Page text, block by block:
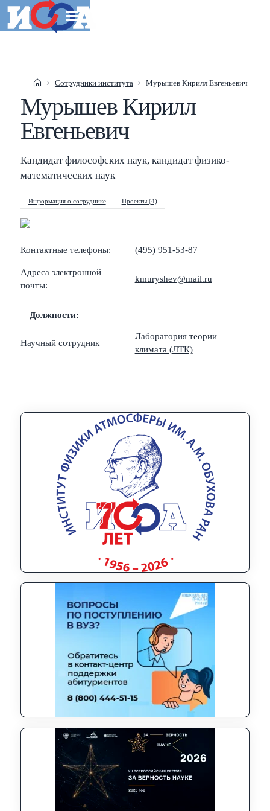
Сотрудники института Мурышев Кирилл Евгеньевич
Мурышев Кирилл
Евгеньевич
Кандидат философских наук, кандидат физико-
математических наук
Информация о сотруднике Проекты (4)
Контактные телефоны: (495) 951-53-87
Адреса электронной
почты:
kmuryshev@mail.ru
Должности:
Научный сотрудник
Лаборатория теории
климата (ЛТК)
This help popup Shift + ?
Search popup
Navigate posts ← →